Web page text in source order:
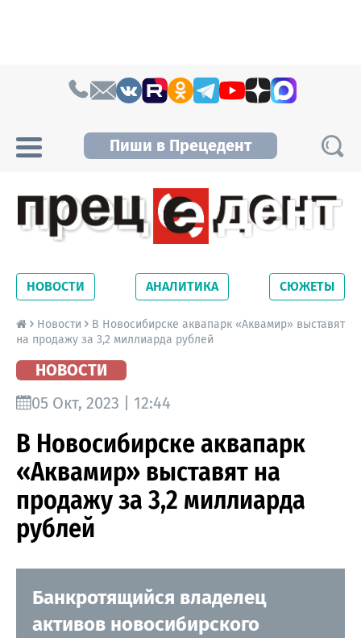
Пиши в Прецедент
Новосибирской области. Читайте свежие
новости на сайте сетевого издания
Precedent.
НОВОСТИ АНАЛИТИКА СЮЖЕТЫ
Новости
В Новосибирске аквапарк «Аквамир» выставят
на продажу за 3,2 миллиарда рублей
НОВОСТИ
05 Окт, 2023 | 12:44
В Новосибирске аквапарк
«Аквамир» выставят на
продажу за 3,2 миллиарда
рублей
Банкротящийся владелец
активов новосибирского